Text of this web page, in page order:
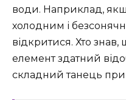
води. Наприклад,
холодним і
відкритися. Хто
елемент здатний
складний танець